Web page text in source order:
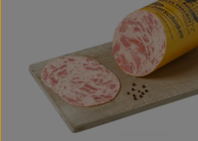
Kühltheke
Vorratskammer
Getränke